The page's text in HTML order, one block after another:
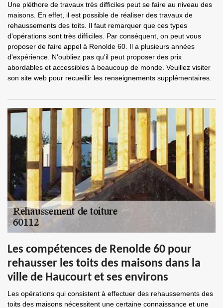
Une pléthore de travaux très difficiles peut se faire au niveau des
maisons. En effet, il est possible de réaliser des travaux de
rehaussements des toits. Il faut remarquer que ces types
d'opérations sont très difficiles. Par conséquent, on peut vous
proposer de faire appel à Renolde 60. Il a plusieurs années
d'expérience. N'oubliez pas qu'il peut proposer des prix
abordables et accessibles à beaucoup de monde. Veuillez visiter
son site web pour recueillir les renseignements supplémentaires.
Les compétences de Renolde 60 pour
rehausser les toits des maisons dans la
ville de Haucourt et ses environs
Les opérations qui consistent à effectuer des rehaussements des
toits des maisons nécessitent une certaine connaissance et une